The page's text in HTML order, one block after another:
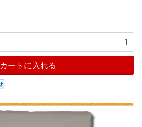
カートに入れる